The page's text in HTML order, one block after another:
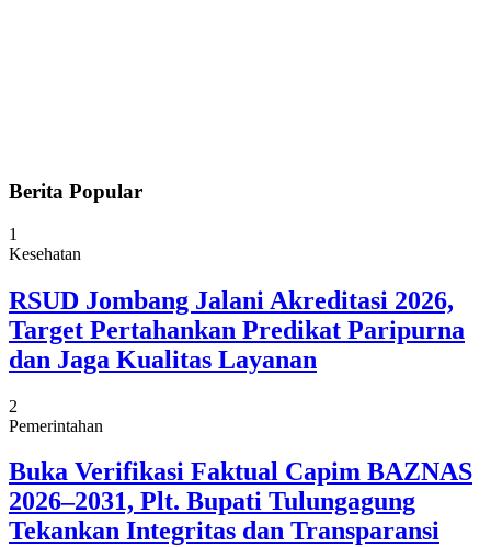
Berita Popular
1
Kesehatan
RSUD Jombang Jalani Akreditasi 2026,
Target Pertahankan Predikat Paripurna
dan Jaga Kualitas Layanan
2
Pemerintahan
Buka Verifikasi Faktual Capim BAZNAS
2026–2031, Plt. Bupati Tulungagung
Tekankan Integritas dan Transparansi